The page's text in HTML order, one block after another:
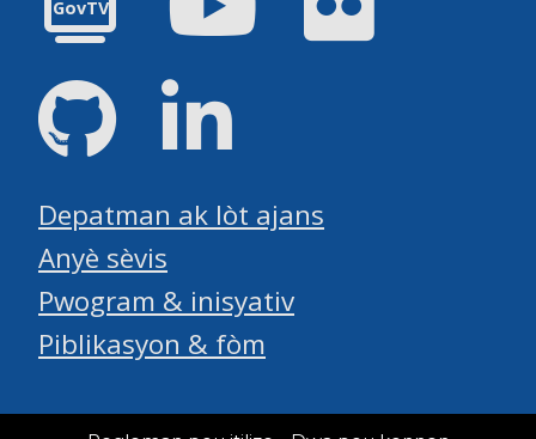
GovTV
GitHub
Depatman ak lòt ajans
Anyè sèvis
Pwogram & inisyativ
Piblikasyon & fòm